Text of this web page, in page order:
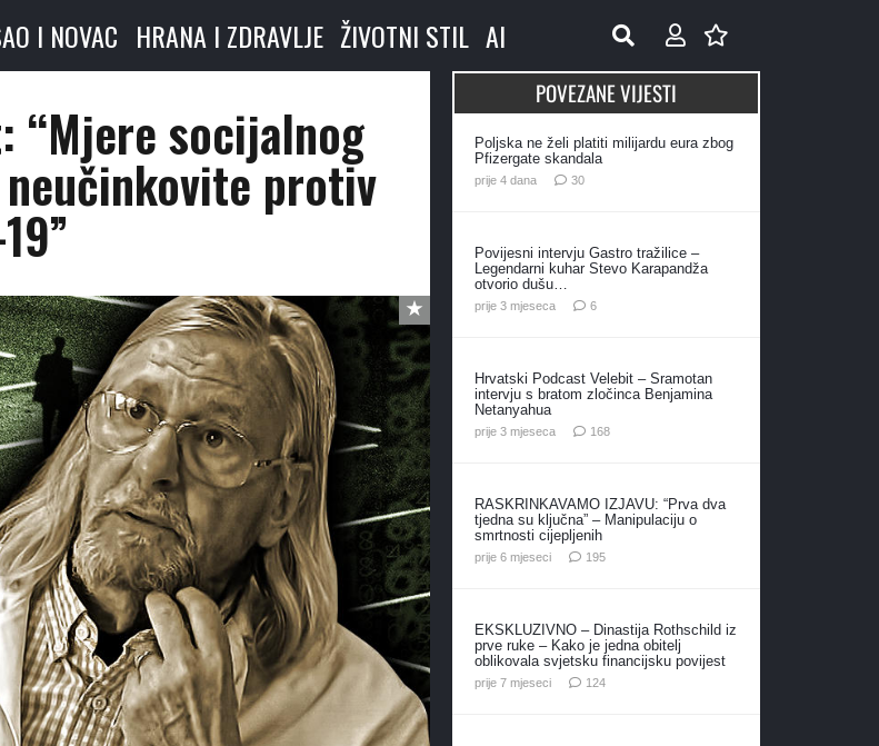
I NOVAC HRANA I ZDRAVLJE ŽIVOTNI STIL AI
“Mjere socijalnog
protiv
POVEZANE VIJESTI
Poljska ne želi platiti milijardu eura zbog
Pfizergate skandala
prije 4 dana 30komentara
Povijesni intervju Gastro tražilice –
Legendarni kuhar Stevo Karapandža
otvorio dušu…
prije 3 mjeseca 6komentara
Hrvatski Podcast Velebit – Sramotan
intervju s bratom zločinca Benjamina
Netanyahua
prije 3 mjeseca 168komentara
RASKRINKAVAMO IZJAVU: “Prva dva
tjedna su ključna” – Manipulaciju o
smrtnosti cijepljenih
prije 6 mjeseci 195komentara
EKSKLUZIVNO – Dinastija Rothschild iz
prve ruke – Kako je jedna obitelj
oblikovala svjetsku financijsku povijest
prije 7 mjeseci 124komentara